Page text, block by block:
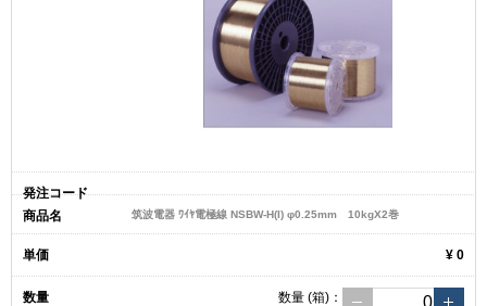
筑波電器 ﾜｲﾔ電極線 NSBW-H(I) φ0.25mm 10kgX2巻
¥ 0
数量 (箱) ：